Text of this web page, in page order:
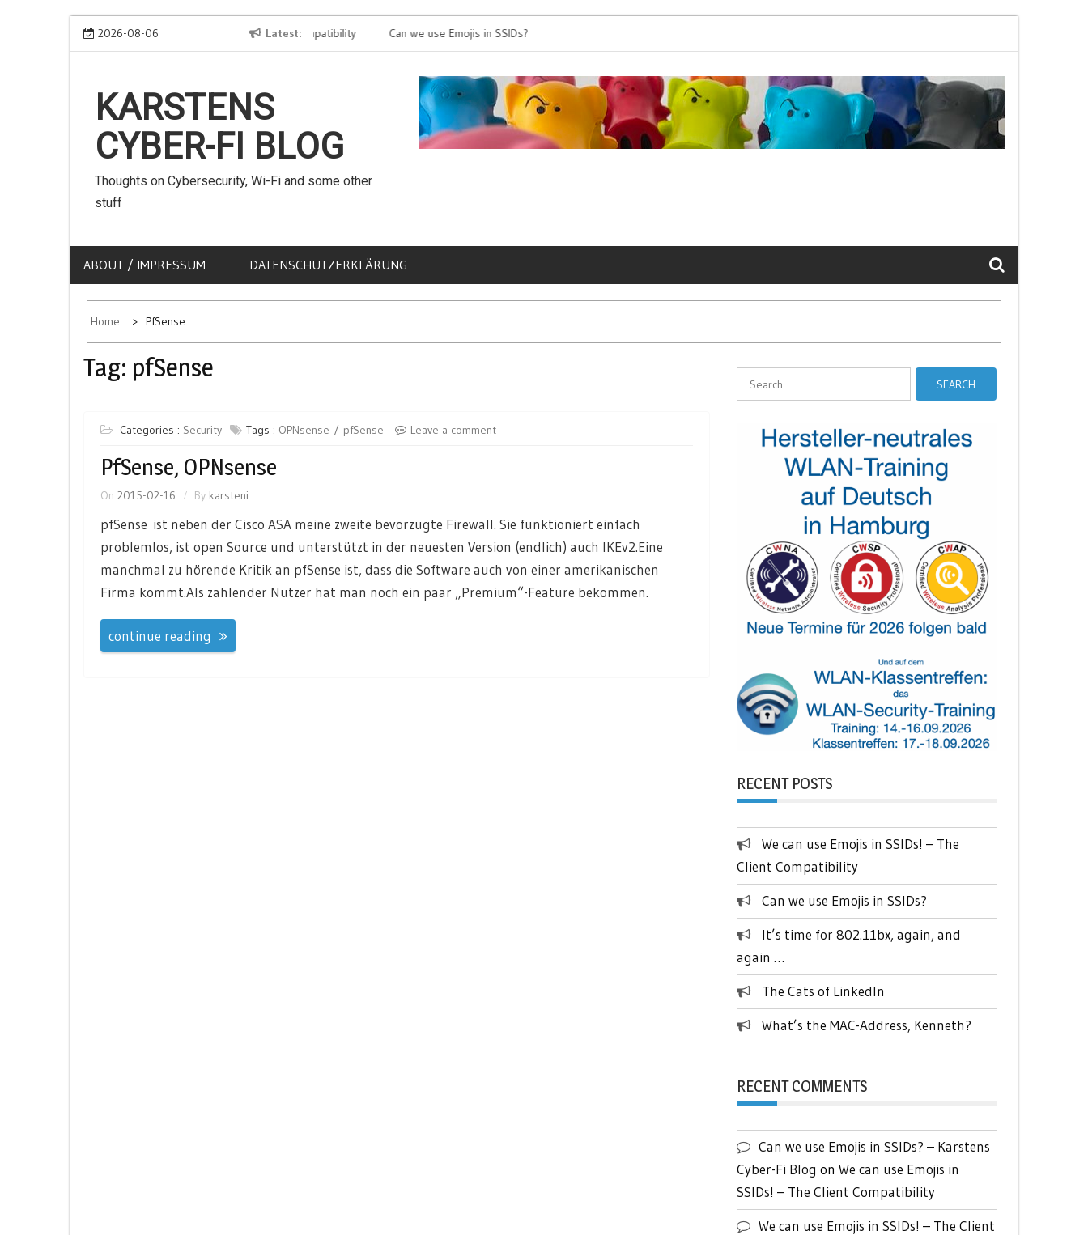
Skip
2026-08-06 Latest
We can use Emojis in SSIDs! – The Client Compatibility Can we use Emojis in SSIDs?
KARSTENS
CYBER-FI BLOG
Thoughts on Cybersecurity, Wi-Fi and some other
stuff
ABOUT / IMPRESSUM DATENSCHUTZERKLÄRUNG
Home PfSense
Tag: pfSense
Categories : Security Tags : OPNsense pfSense Leave a comment
PfSense, OPNsense
On 2015-02-16 By karsteni
pfSense ist neben der Cisco ASA meine zweite bevorzugte Firewall. Sie funktioniert einfach
problemlos, ist open Source und unterstützt in der neuesten Version (endlich) auch IKEv2.Eine
manchmal zu hörende Kritik an pfSense ist, dass die Software auch von einer amerikanischen
Firma kommt.Als zahlender Nutzer hat man noch ein paar „Premium“-Feature bekommen.
continue reading
RECENT POSTS
We can use Emojis in SSIDs! – The
Client Compatibility
Can we use Emojis in SSIDs?
It’s time for 802.11bx, again, and
again …
The Cats of LinkedIn
What’s the MAC-Address, Kenneth?
RECENT COMMENTS
Can we use Emojis in SSIDs? – Karstens
Cyber-Fi Blog on We can use Emojis in
SSIDs! – The Client Compatibility
We can use Emojis in SSIDs! – The Client